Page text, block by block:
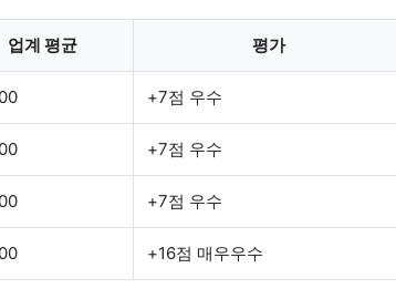
업계 평균 평가
+7점 우수
+7점 우수
+7점 우수
+16점 매우우수